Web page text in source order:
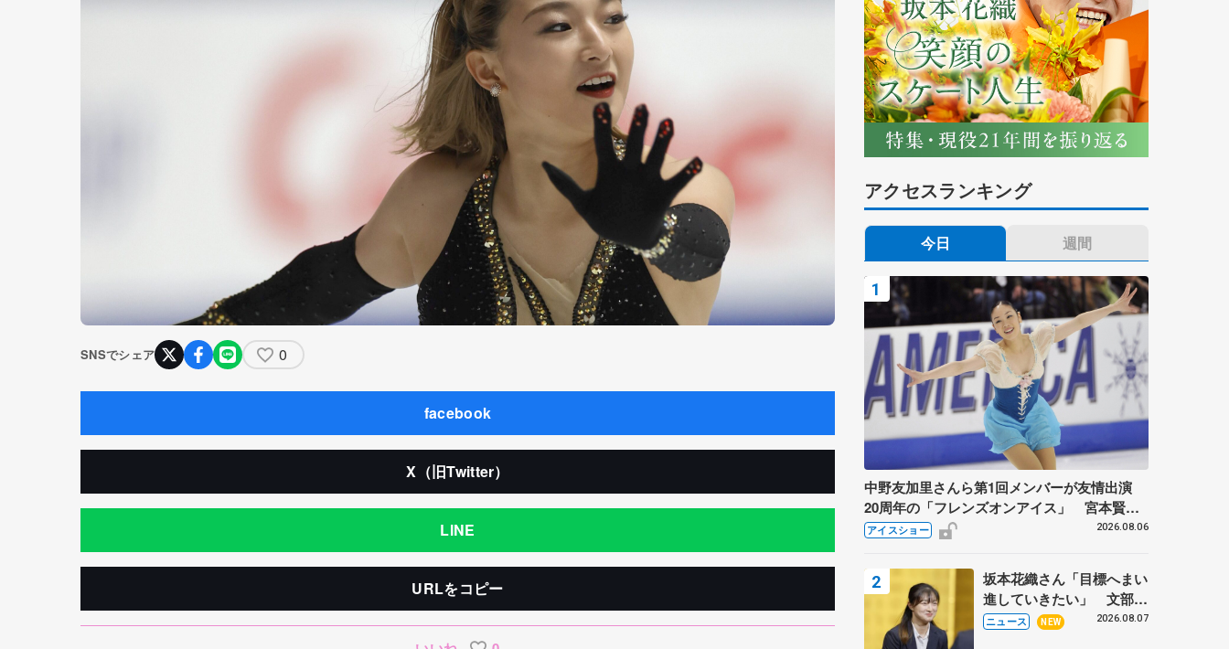
SNSでシェア 0
facebook
X（旧Twitter）
LINE
URLをコピー
アクセスランキング
今日 週間
中野友加里さんら第1回メンバーが友情出演
20周年の「フレンズオンアイス」 宮本賢二
さん、有川梨絵さん、田村岳斗さんも
アイスショー 2026.08.06
坂本花織さん「目標へまい
進していきたい」 文部科
学省スポーツ表彰式で代表
ニュース NEW 2026.08.07